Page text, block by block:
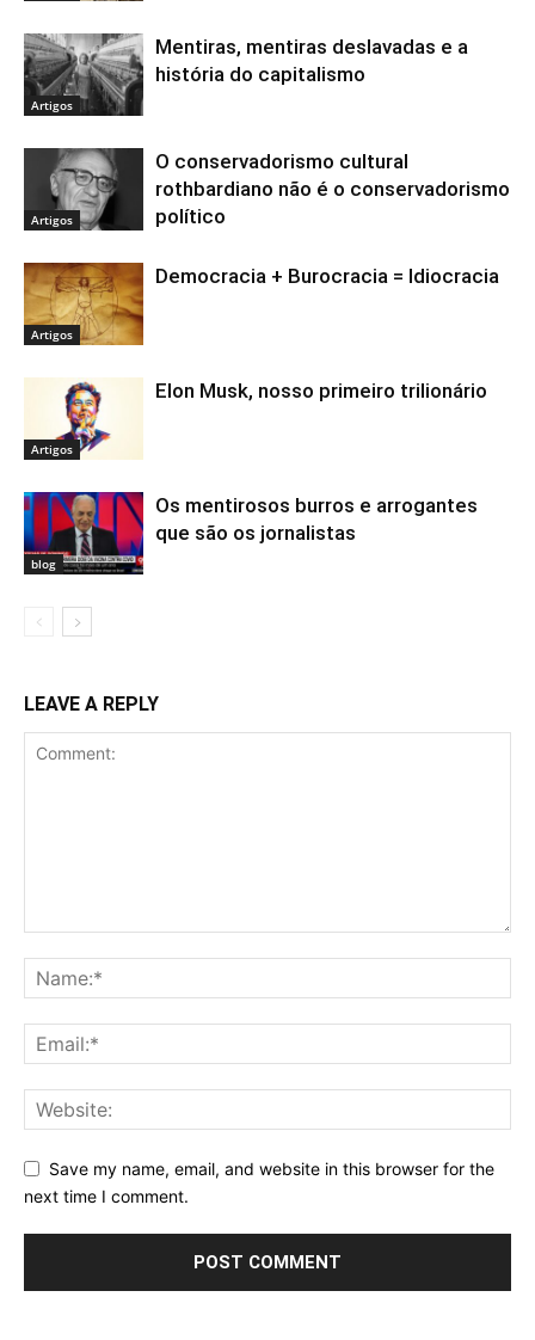
Artigos
Mentiras, mentiras deslavadas e a
história do capitalismo
Artigos
O conservadorismo cultural
rothbardiano não é o conservadorismo
político
Artigos
Democracia + Burocracia = Idiocracia
Artigos
Elon Musk, nosso primeiro trilionário
blog
Os mentirosos burros e arrogantes
que são os jornalistas
LEAVE A REPLY
Save my name, email, and website in this browser for the
next time I comment.